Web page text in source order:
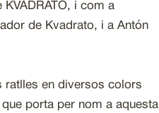
i com a
de Kvadrato, i a Antón
ratlles en diversos colors
porta per nom a aquesta